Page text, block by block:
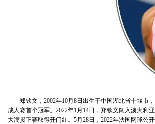
郑钦文，2002年10月8日出生于中国湖北省十堰市，
成人赛首个冠军。2022年1月14日，郑钦文闯入澳大利
大满贯正赛取得开门红。5月28日，2022年法国网球公